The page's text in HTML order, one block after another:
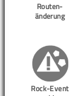
Routen-
änderung
Rock-Event